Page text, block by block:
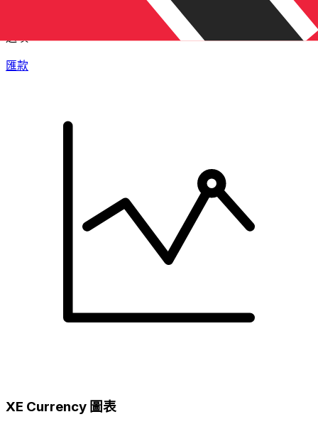
快捷安全地上網匯款。即時追蹤和通知外加靈活的遞送和付款
匯款
XE Currency 圖表